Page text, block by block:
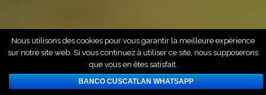
Nous utilisons des cookies pour vous garantir la meilleure expérience
sur notre site web. Si vous continuez à utiliser ce site, nous supposerons
que vous en êtes satisfait.
BANCO CUSCATLAN WHATSAPP